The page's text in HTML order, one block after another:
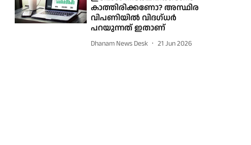
കാത്തിരിക്കണോ? അസ്ഥിര
വിപണിയിൽ വിദഗ്ധർ
പറയുന്നത് ഇതാണ്
Dhanam News Desk 21 Jun 2026